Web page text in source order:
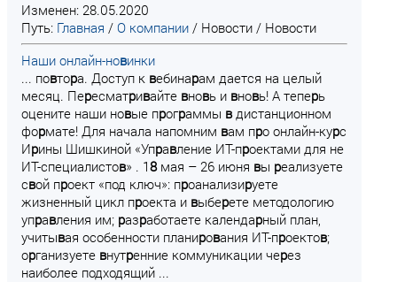
Изменен: 28.05.2020
Путь: Главная / О компании / Новости / Новости
Наши онлайн-новинки
... повтора. Доступ к вебинарам дается на целый
месяц. Пересматривайте вновь и вновь! А теперь
оцените наши новые программы вдистанционном
формате! Для начала напомним вам про онлайн-курс
Ирины Шишкиной «Управление ИТ-проектами для не
ИТ-специалистов» . 18мая – 26 июня вы реализуете
свой проект «под ключ»: проанализируете
жизненный цикл проекта и выберете методологию
управления им; разработаете календарный план,
учитывая особенности планирования ИТ-проектов;
организуете внутренние коммуникации через
наиболее подходящий ...